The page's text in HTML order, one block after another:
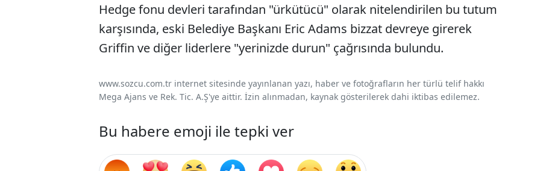
Hedge fonu devleri tarafından "ürkütücü" olarak nitelendirilen bu tutum
karşısında, eski Belediye Başkanı Eric Adams bizzat devreye girerek
Griffin ve diğer liderlere "yerinizde durun" çağrısında bulundu.
www.sozcu.com.tr internet sitesinde yayınlanan yazı, haber ve fotoğrafların her türlü telif hakkı
Mega Ajans ve Rek. Tic. A.Ş'ye aittir. İzin alınmadan, kaynak gösterilerek dahi iktibas edilemez.
Bu habere emoji ile tepki ver